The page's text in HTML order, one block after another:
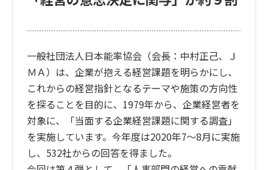
一般社団法人日本能率協会（会長：中村正己、Ｊ
ＭＡ）は、企業が抱える経営課題を明らかにし、
これからの経営指針となるテーマや施策の方向性
を探ることを目的に、1979年から、企業経営者を
対象に、「当面する企業経営課題に関する調査」
を実施しています。今年度は2020年7～8月に実施
し、532社からの回答を得ました。